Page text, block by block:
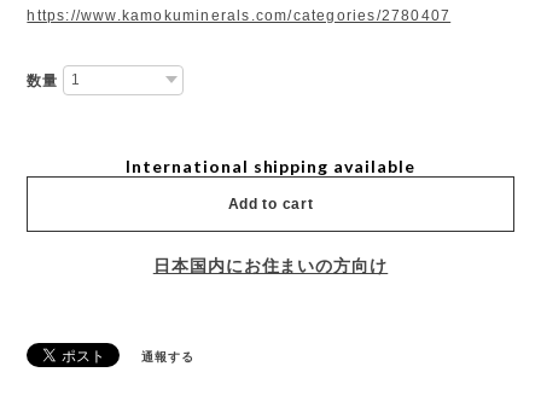
https://www.kamokuminerals.com/categories/2780407
数量
International shipping available
Add to cart
日本国内にお住まいの方向け
通報する